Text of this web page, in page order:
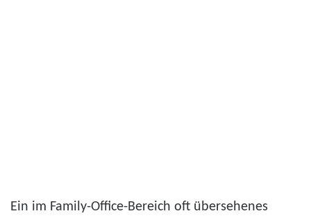
Ein im Family-Office-Bereich oft übersehenes